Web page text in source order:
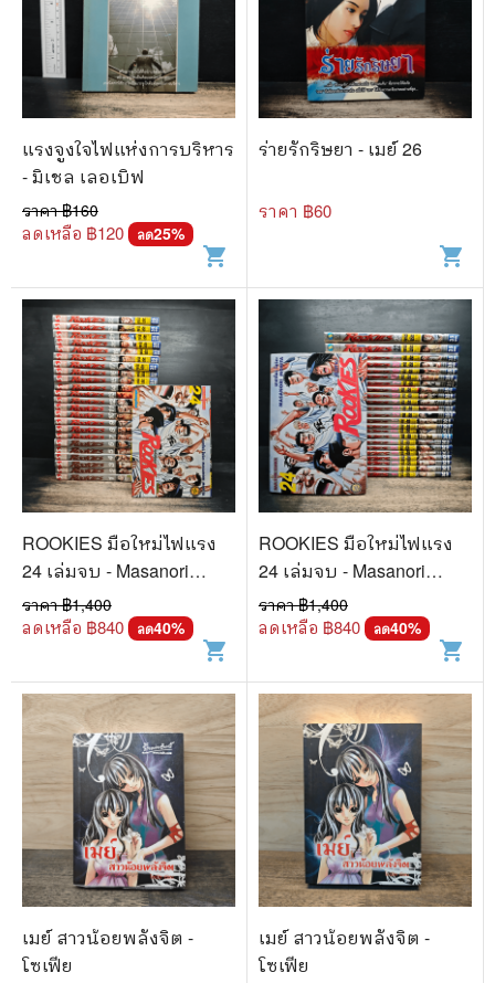
แรงจูงใจไฟแห่งการบริหาร
- มิเชล เลอเบิฟ
ราคา ฿160
ลดเหลือ ฿120 ลด25%
shopping_cart
ร่ายรักริษยา - เมย์ 26
ราคา ฿60
shopping_cart
ROOKIES มือใหม่ไฟแรง
24 เล่มจบ - Masanori
Morita (มาซาโนริ โมริตะ)
ราคา ฿1,400
ลดเหลือ ฿840 ลด40%
shopping_cart
ROOKIES มือใหม่ไฟแรง
24 เล่มจบ - Masanori
Morita (มาซาโนริ โมริตะ)
ราคา ฿1,400
ลดเหลือ ฿840 ลด40%
shopping_cart
เมย์ สาวน้อยพลังจิต -
โซเฟีย
เมย์ สาวน้อยพลังจิต -
โซเฟีย